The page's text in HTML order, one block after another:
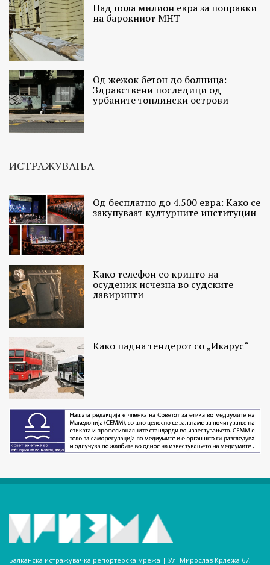
Над пола милион евра за поправки
на барокниот МНТ
Од жежок бетон до болница:
Здравствени последици од
урбаните топлински острови
ИСТРАЖУВАЊА
Од бесплатно до 4.500 евра: Како се
закупуваат културните институции
Како телефон со крипто на
осуденик исчезна во судските
лавиринти
Како падна тендерот со „Икарус“
Балканска истражувачка репортерска мрежа | Ул. Мирослав Крлежа 67,